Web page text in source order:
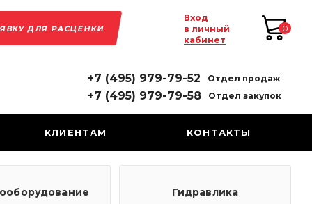
0
Вход
в личный
кабинет
ДЛЯ РАСЦЕНКИ
+7 (495) 979-79-52 Отдел продаж
+7 (495) 979-79-58 Отдел закупок
КЛИЕНТАМ КОНТАКТЫ
Гидравлика